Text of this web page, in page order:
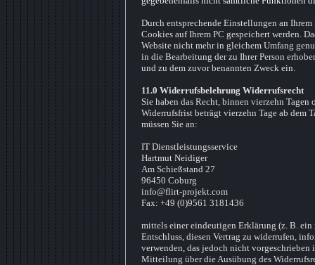
Durch entsprechende Einstellungen an
Cookies auf Ihrem PC gespeichert werden.
Website nicht mehr in gleichem Umfang
in die Bearbeitung der zu Ihrer Person
und zu dem zuvor benannten Zweck ein.
11.0 Widerrufsbelehrung Widerrufsrecht
Sie haben das Recht, binnen vierzehn
Widerrufsfrist beträgt vierzehn Tage ab dem
müssen Sie an:
IT Dienstleistungsservice
Hartmut Neidiger
Am Schießstand 27
96450 Coburg
info@flirt-projekt.com
Fax: +49 (0)9561 3181436
mittels einer eindeutigen Erklärung (z. B.
Entschluss, diesen Vertrag zu widerrufen,
verwenden, das jedoch nicht vorgeschrieben
Mitteilung über die Ausübung des